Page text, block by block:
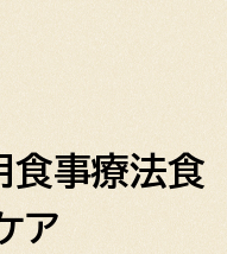
事療法食
ア